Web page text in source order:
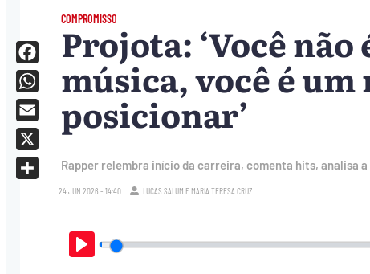
COMPROMISSO
Projota: ‘Você
música, você é
posicionar’
Rapper relembra início da carreira, comenta hits, analisa
24.JUN.2026 - 14:40 LUCAS SALUM E MARIA TERESA CRUZ
Play
Facebook
WhatsApp
Email
X